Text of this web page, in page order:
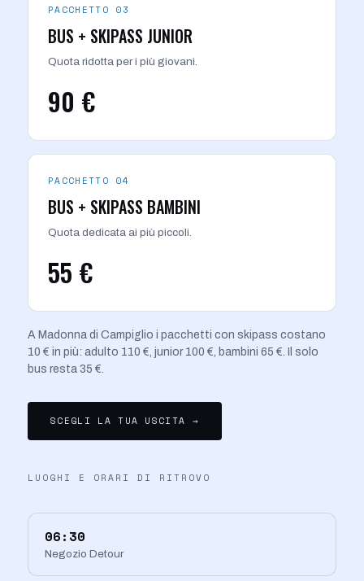
PACCHETTO 03
BUS + SKIPASS JUNIOR
Quota ridotta per i più giovani.
90 €
PACCHETTO 04
BUS + SKIPASS BAMBINI
Quota dedicata ai più piccoli.
55 €
A Madonna di Campiglio i pacchetti con skipass costano
10 € in più: adulto 110 €, junior 100 €, bambini 65 €. Il solo
bus resta 35 €.
SCEGLI LA TUA USCITA →
LUOGHI E ORARI DI RITROVO
06:30
Negozio Detour